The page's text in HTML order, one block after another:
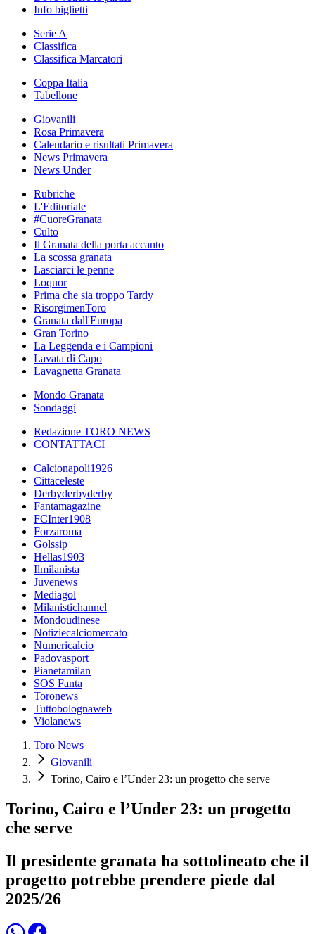
Info biglietti
Serie A
Classifica
Classifica Marcatori
Coppa Italia
Tabellone
Giovanili
Rosa Primavera
Calendario e risultati Primavera
News Primavera
News Under
Rubriche
L'Editoriale
#CuoreGranata
Culto
Il Granata della porta accanto
La scossa granata
Lasciarci le penne
Loquor
Prima che sia troppo Tardy
RisorgimenToro
Granata dall'Europa
Gran Torino
La Leggenda e i Campioni
Lavata di Capo
Lavagnetta Granata
Mondo Granata
Sondaggi
Redazione TORO NEWS
CONTATTACI
Calcionapoli1926
Cittaceleste
Derbyderbyderby
Fantamagazine
FCInter1908
Forzaroma
Golssip
Hellas1903
Ilmilanista
Juvenews
Mediagol
Milanistichannel
Mondoudinese
Notiziecalciomercato
Numericalcio
Padovasport
Pianetamilan
SOS Fanta
Toronews
Tuttobolognaweb
Violanews
Toro News
Giovanili
Torino, Cairo e l’Under 23: un progetto che serve
Torino, Cairo e l’Under 23: un progetto
che serve
Il presidente granata ha sottolineato che il
progetto potrebbe prendere piede dal
2025/26